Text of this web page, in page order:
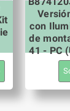
con
de
41 - PC